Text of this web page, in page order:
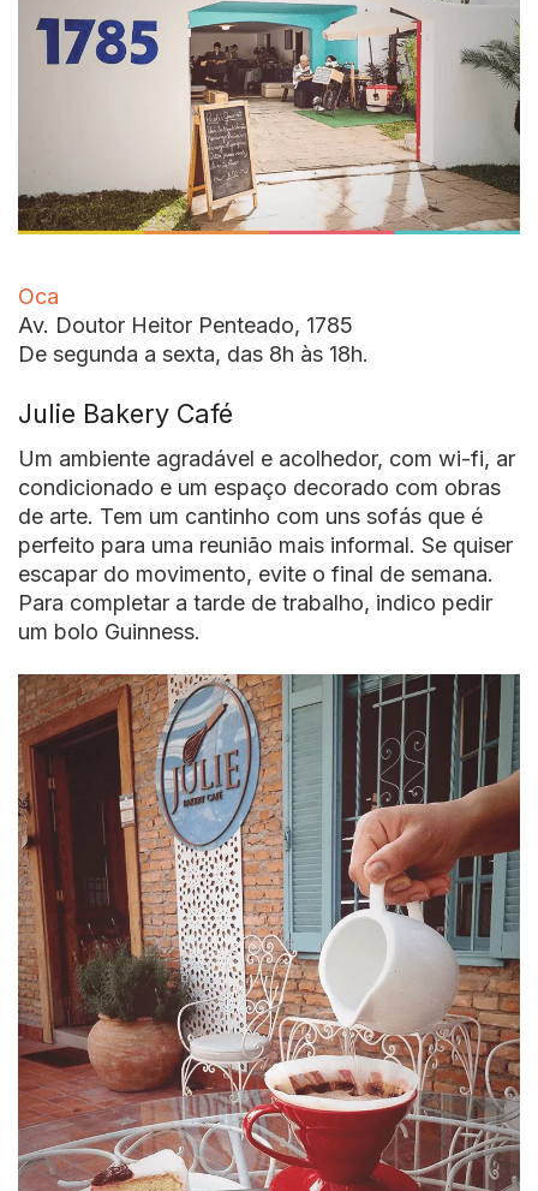
Oca
Av. Doutor Heitor Penteado, 1785
De segunda a sexta, das 8h às 18h.
Julie Bakery Café
Um ambiente agradável e acolhedor, com wi-fi, ar
condicionado e um espaço decorado com obras
de arte. Tem um cantinho com uns sofás que é
perfeito para uma reunião mais informal. Se quiser
escapar do movimento, evite o final de semana.
Para completar a tarde de trabalho, indico pedir
um bolo Guinness.